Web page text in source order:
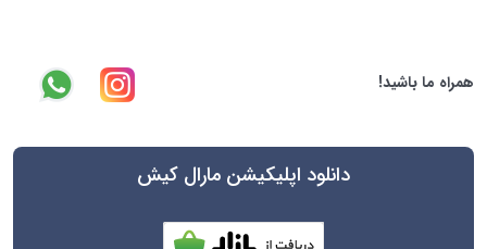
همراه ما باشید!
دانلود اپلیکیشن مارال کیش